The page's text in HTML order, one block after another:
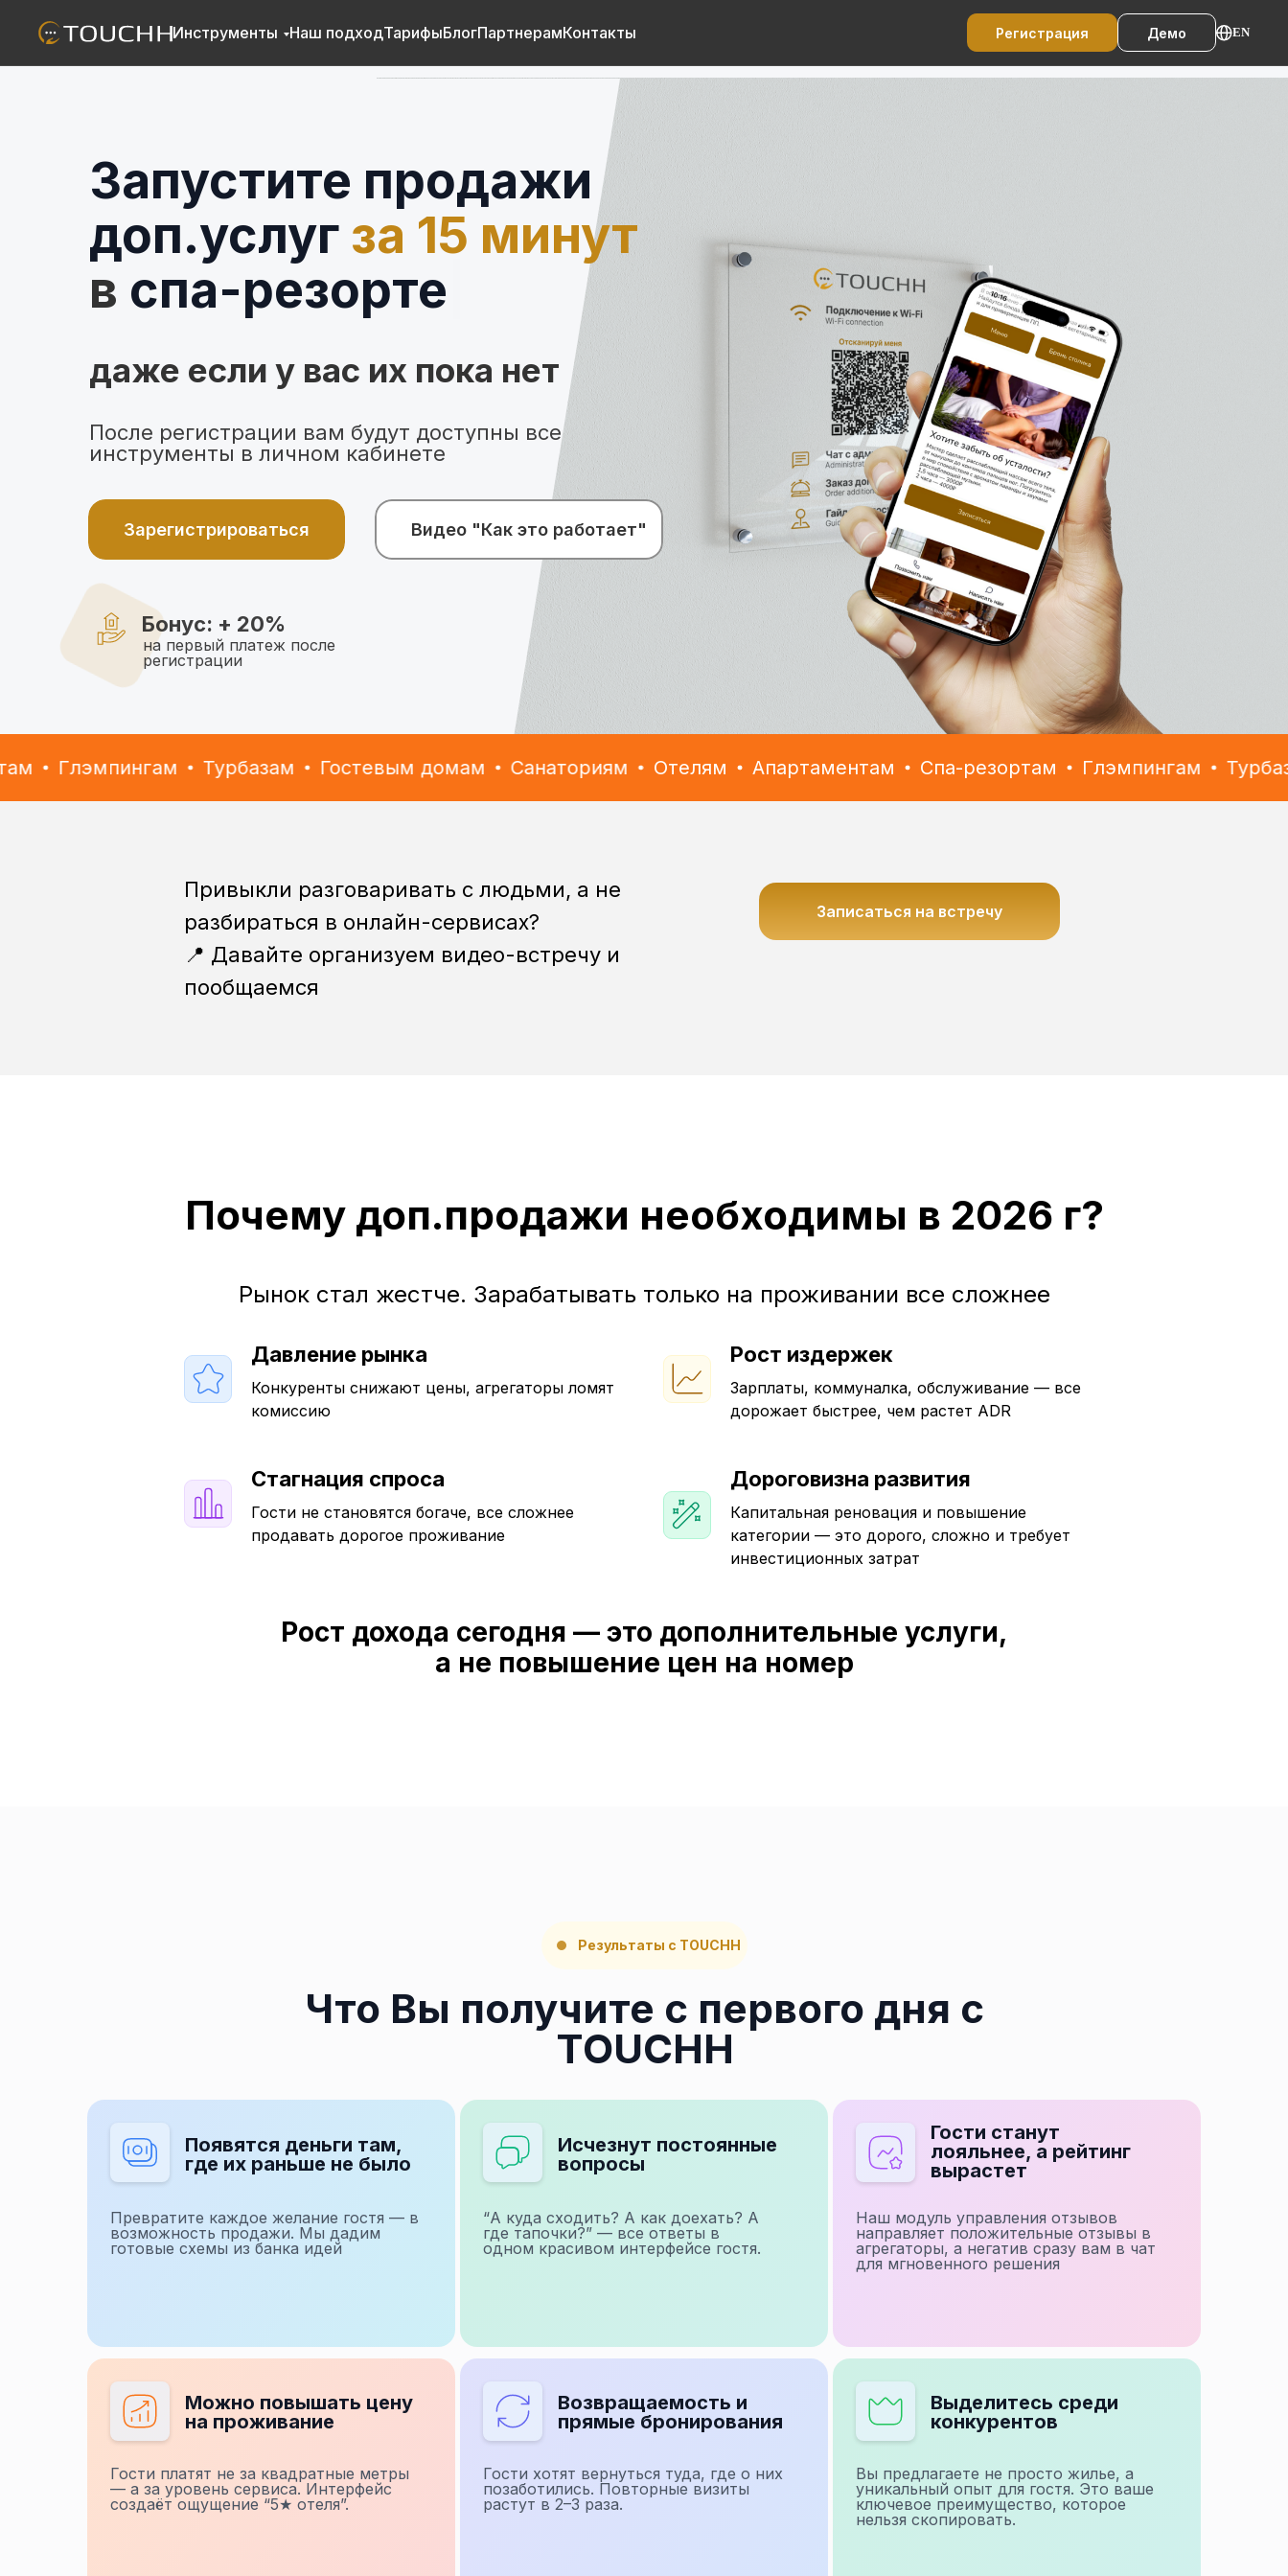
Инструменты Наш подходТарифыБлогПартнерамКонтакты Регистрация Демо EN
Запустите продажи
доп.услуг за 15 минут
в спа|
даже если у вас их пока нет
Зарегистрироваться Видео "Как это работает"
на первый платеж после
регистрации
Бонус: + 20%
После регистрации вам будут доступны все
инструменты в личном кабинете
Глэмпингам Турбазам Гостевым домам Санаториям Отелям Апартаментам Спа-резортам Глэмпингам Турбазам
Привыкли разговаривать с людьми, а не
разбираться в онлайн-сервисах?
📍 Давайте организуем видео-встречу и
пообщаемся
Записаться на встречу
Почему доп.продажи необходимы в 2026 г?
Рынок стал жестче. Зарабатывать только на проживании все сложнее
Давление рынка
Конкуренты снижают цены, агрегаторы ломят
комиссию
Рост издержек
Зарплаты, коммуналка, обслуживание — все
дорожает быстрее, чем растет ADR
Стагнация спроса
Гости не становятся богаче, все сложнее
продавать дорогое проживание
Дороговизна развития
Капитальная реновация и повышение
категории — это дорого, сложно и требует
инвестиционных затрат
Рост дохода сегодня — это дополнительные услуги,
а не повышение цен на номер
Результаты с TOUCHH
Что Вы получите с первого дня с
TOUCHH
Появятся деньги там,
где их раньше не было
Превратите каждое желание гостя — в
возможность продажи. Мы дадим
готовые схемы из банка идей
Исчезнут постоянные
вопросы
“А куда сходить? А как доехать? А
где тапочки?” — все ответы в
одном красивом интерфейсе гостя.
Гости станут
лояльнее, а рейтинг
вырастет
Наш модуль управления отзывов
направляет положительные отзывы в
агрегаторы, а негатив сразу вам в чат
для мгновенного решения
Можно повышать цену
на проживание
Гости платят не за квадратные метры
— а за уровень сервиса. Интерфейс
создаёт ощущение “5★ отеля”.
Возвращаемость и
прямые бронирования
Гости хотят вернуться туда, где о них
позаботились. Повторные визиты
растут в 2–3 раза.
Выделитесь среди
конкурентов
Вы предлагаете не просто жилье, а
уникальный опыт для гостя. Это ваше
ключевое преимущество, которое
нельзя скопировать.